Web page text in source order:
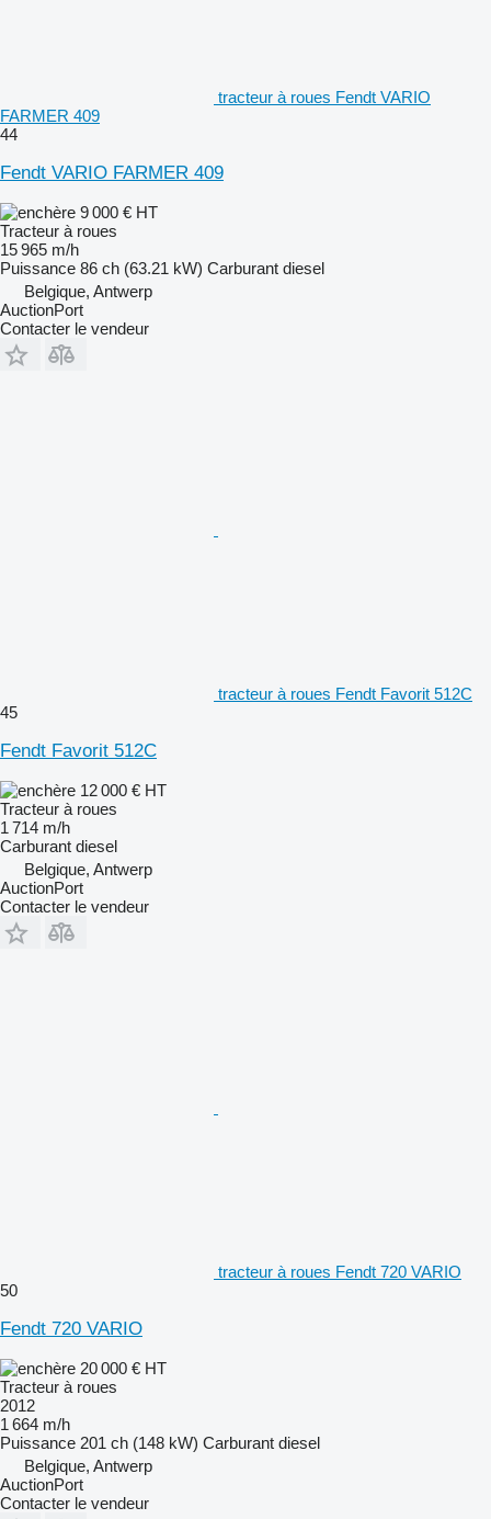
tracteur à roues Fendt VARIO
FARMER 409
44
Fendt VARIO FARMER 409
9 000 € HT
Tracteur à roues
15 965 m/h
Puissance 86 ch (63.21 kW) Carburant diesel
Belgique, Antwerp
AuctionPort
Contacter le vendeur
tracteur à roues Fendt Favorit 512C
45
Fendt Favorit 512C
12 000 € HT
Tracteur à roues
1 714 m/h
Carburant diesel
Belgique, Antwerp
AuctionPort
Contacter le vendeur
tracteur à roues Fendt 720 VARIO
50
Fendt 720 VARIO
20 000 € HT
Tracteur à roues
2012
1 664 m/h
Puissance 201 ch (148 kW) Carburant diesel
Belgique, Antwerp
AuctionPort
Contacter le vendeur